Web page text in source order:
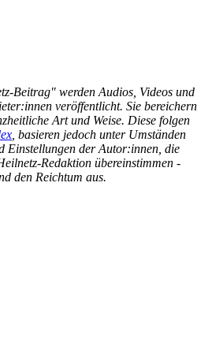
Beitrag" werden Audios, Videos und
veröffentlicht. Sie bereichern
Art und Weise. Diese folgen
, basieren jedoch unter Umständen
Einstellungen der Autor:innen, die
Redaktion übereinstimmen -
den Reichtum aus.